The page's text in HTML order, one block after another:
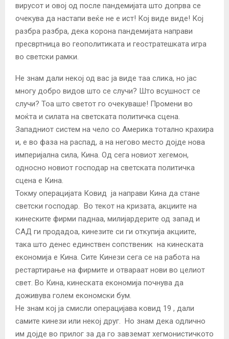
вирусот и овој од после пандемијата што допрва се
очекува да настапи веќе не е ист! Кој виде виде! Кој
разбра разбра, дека корона пандемијата направи
пресвртница во геополитиката и геостратешката игра
во светски рамки.
Не знам дали некој од вас ја виде таа слика, но јас
многу добро видов што се случи? Што всушност се
случи? Тоа што светот го очекуваше! Промени во
моќта и силата на светската политичка сцена.
Западниот систем на чело со Америка тотално крахира
и, е во фаза на распад, а на негово место дојде нова
империјална сила, Кина. Од сега новиот хегемон,
односно новиот господар на светската политичка
сцена е Кина.
Токму операцијата Ковид ја направи Кина да стане
светски господар. Во текот на кризата, акциите на
кинеските фирми паднаа, милијардерите од запад и
САД ги продадоа, кинезите си ги откупија акциите,
така што денес единствен сопственик на кинеската
економија е Кина. Сите Кинези сега се на работа на
рестартирање на фирмите и отвараат нови во целиот
свет. Во Кина, кинеската економија почнува да
доживува голем економски бум.
Не знам кој ја смисли операцијава ковид 19 , дали
самите кинези или некој друг. Но знам дека одлично
им дојде во прилог за да го завземат хегмонистичкото